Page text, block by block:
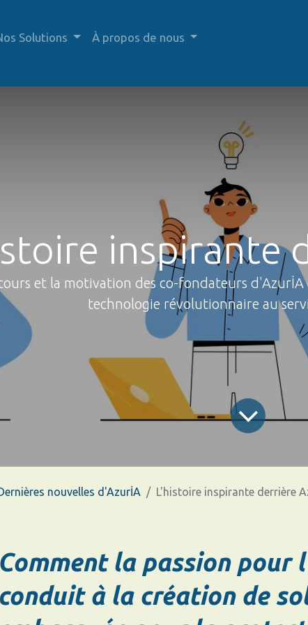
Solutions À propos de nous
inspirante
et la motivation des co-fondateurs
technologie révolutionnaire au
nouvelles d'AzurİA L'histoire inspirante derrière
Comment la passion pour
conduit à la création de